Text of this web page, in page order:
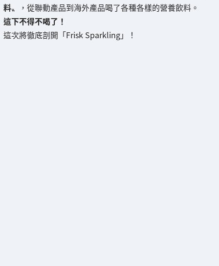
料〟，從聯動產品到海外產品喝了各種各樣的營養飲料。
這下不得不喝了！
這次將徹底剖開「Frisk Sparkling」！